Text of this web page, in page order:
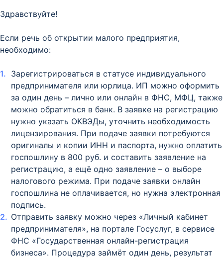
Здравствуйте!
Если речь об открытии малого предприятия,
необходимо:
Зарегистрироваться в статусе индивидуального
предпринимателя или юрлица. ИП можно оформить
за один день – лично или онлайн в ФНС, МФЦ, также
можно обратиться в банк. В заявке на регистрацию
нужно указать ОКВЭДы, уточнить необходимость
лицензирования. При подаче заявки потребуются
оригиналы и копии ИНН и паспорта, нужно оплатить
госпошлину в 800 руб. и составить заявление на
регистрацию, а ещё одно заявление – о выборе
налогового режима. При подаче заявки онлайн
госпошлина не оплачивается, но нужна электронная
подпись.
Отправить заявку можно через «Личный кабинет
предпринимателя», на портале Госуслуг, в сервисе
ФНС «Государственная онлайн-регистрация
бизнеса». Процедура займёт один день, результат